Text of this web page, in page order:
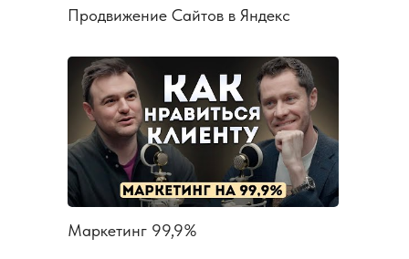
Продвижение Сайтов в Яндекс
Маркетинг 99,9%